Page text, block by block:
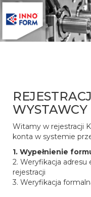
WYSTAWCY
Witamy w rejestracji
konta w systemie
1. Wypełnienie
2. Weryfikacja
rejestracji
3. Weryfikacja